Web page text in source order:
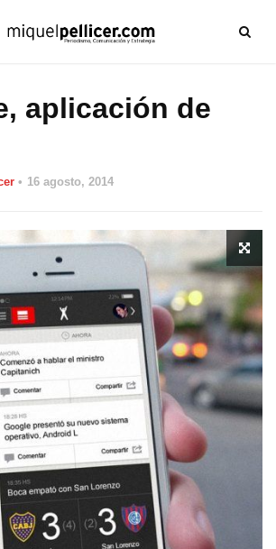
aplicación de
16 agosto, 2014